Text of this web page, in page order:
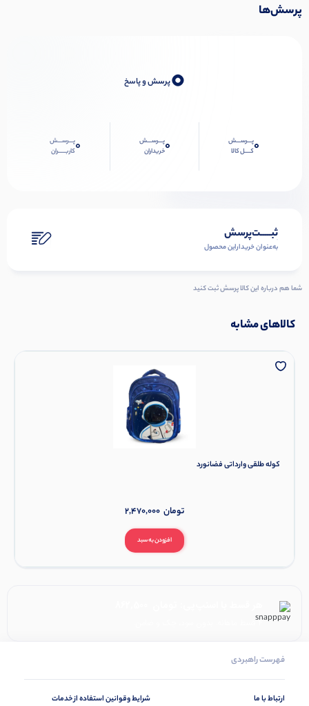
پرسش‌ها
0پرسش و پاسخ
0پـــرســـش
کــــل کالا
0پـــرســـش
خریداران
0پـــرســـش
کاربـــــران
ثبـــــت‌پرسش
به‌عنوان ‌خریدار‌این‌ محصول
شما هم درباره این کالا پرسش ثبت کنید
کالاهای مشابه
کوله طلقی وارداتی فضانورد
افزودن به سبد
2,470,000 تومان
۴ قسط ماهانه. بدون سود، چک و ضامن.
فهرست راهبردی
ارتباط با ما
شرایط وقوانین استفاده از خدمات